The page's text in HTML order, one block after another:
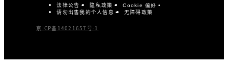
法律公告 隐私政策 Cookie 偏好
请勿出售我的个人信息 无障碍政策
京ICP备14021657号-1